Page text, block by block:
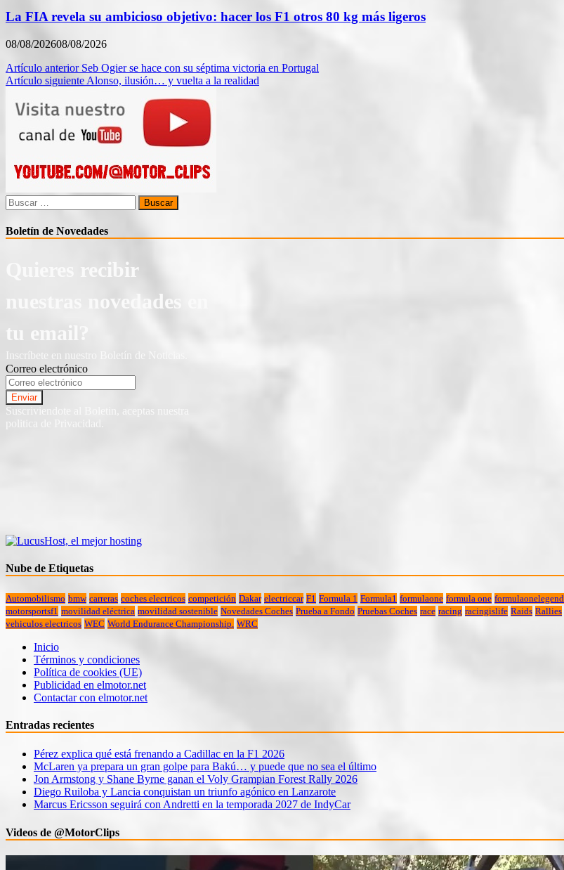
La FIA revela su ambicioso objetivo: hacer los F1 otros 80 kg más ligeros
08/08/202608/08/2026
Navegación
de
entradas
Artículo anterior Seb Ogier se hace con su séptima victoria en Portugal
Artículo siguiente Alonso, ilusión… y vuelta a la realidad
Buscar:
Boletín de Novedades
Quieres recibir
nuestras novedades en
tu email?
Inscríbete en nuestro Boletín de Noticias.
Correo electrónico
Suscriviendote al Boletin, aceptas nuestra
politica de Privacidad.
Nube de Etiquetas
Automobilismo bmw carreras coches electricos competición Dakar electriccar F1 Formula 1 Formula1 formulaone formula one formulaonelegend
motorsportsf1 movilidad eléctrica movilidad sostenible Novedades Coches Prueba a Fondo Pruebas Coches race racing racingislife Raids Rallies
vehiculos electricos WEC World Endurance Championship. WRC
Inicio
Términos y condiciones
Política de cookies (UE)
Publicidad en elmotor.net
Contactar con elmotor.net
Entradas recientes
Pérez explica qué está frenando a Cadillac en la F1 2026
McLaren ya prepara un gran golpe para Bakú… y puede que no sea el último
Jon Armstong y Shane Byrne ganan el Voly Grampian Forest Rally 2026
Diego Ruiloba y Lancia conquistan un triunfo agónico en Lanzarote
Marcus Ericsson seguirá con Andretti en la temporada 2027 de IndyCar
Videos de @MotorClips